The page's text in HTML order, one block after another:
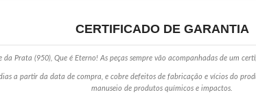
CERTIFICADO DE GARANTIA
Prata (950), Que é Eterno! As peças sempre vão acompanhadas de um
a partir da data de compra, e cobre defeitos de fabricação e vícios do
manuseio de produtos químicos e impactos.